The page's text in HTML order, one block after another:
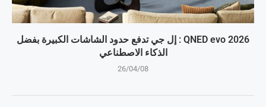
QNED evo 2026 : إل جي تدفع حدود الشاشات الكبيرة بفضل
الذكاء الاصطناعي
26/04/08